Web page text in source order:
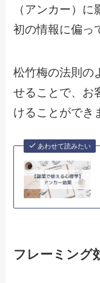
（アンカー）
初の情報に偏っ
松竹梅の法則の
せることで、お
けることができ
あわせて読みたい
フレーミング